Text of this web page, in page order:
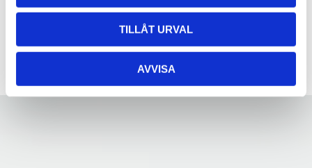
TILLÅT URVAL
AVVISA